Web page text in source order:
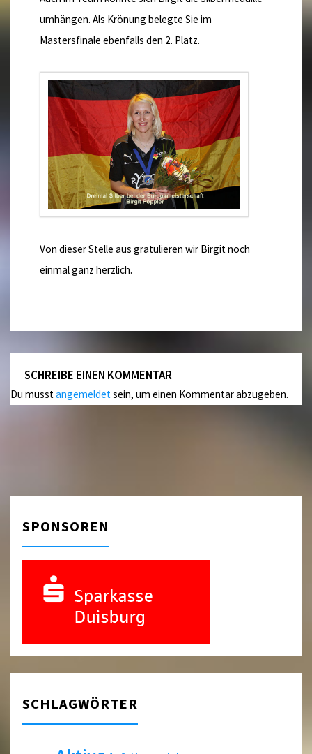
umhängen. Als Krönung belegte Sie im
Mastersfinale ebenfalls den 2. Platz.
Von dieser Stelle aus gratulieren wir Birgit noch
einmal ganz herzlich.
SCHREIBE EINEN KOMMENTAR
Du musstangemeldet sein, um einen Kommentar abzugeben.
SPONSOREN
SCHLAGWÖRTER